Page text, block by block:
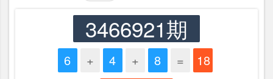
3466921期
6 + 4 + 8 = 18